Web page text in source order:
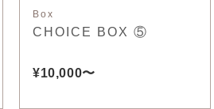
Box
CHOICE BOX ⑤
¥10,000〜